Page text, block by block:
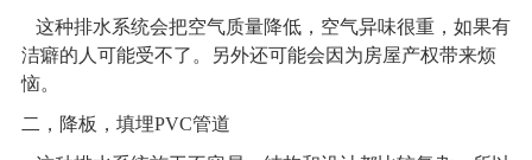
这种排水系统会把空气质量降低，空气异味很重，如果有
洁癖的人可能受不了。另外还可能会因为房屋产权带来烦
恼。
二，降板，填埋PVC管道